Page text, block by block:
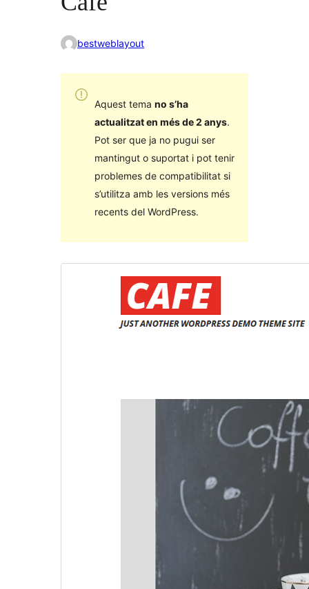
bestweblayout
Aquest tema no s’ha
actualitzat en més de 2 anys.
Pot ser que ja no pugui ser
mantingut o suportat i pot tenir
problemes de compatibilitat si
s’utilitza amb les versions més
recents del WordPress.